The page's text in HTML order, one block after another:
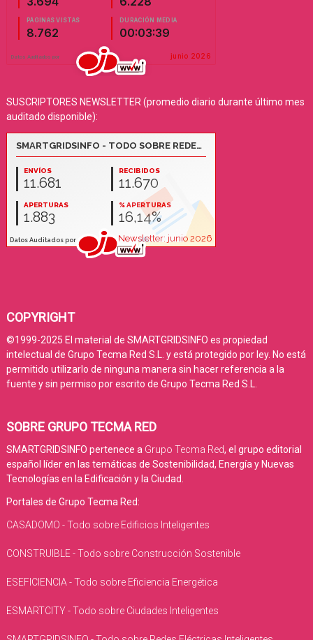
SUSCRIPTORES NEWSLETTER (promedio diario durante último mes
auditado disponible):
COPYRIGHT
©1999-2025 El material de SMARTGRIDSINFO es propiedad
intelectual de Grupo Tecma Red S.L. y está protegido por ley. No está
permitido utilizarlo de ninguna manera sin hacer referencia a la
fuente y sin permiso por escrito de Grupo Tecma Red S.L.
SOBRE GRUPO TECMA RED
SMARTGRIDSINFO pertenece a Grupo Tecma Red, el grupo editorial
español líder en las temáticas de Sostenibilidad, Energía y Nuevas
Tecnologías en la Edificación y la Ciudad.
Portales de Grupo Tecma Red:
CASADOMO - Todo sobre Edificios Inteligentes
CONSTRUIBLE - Todo sobre Construcción Sostenible
ESEFICIENCIA - Todo sobre Eficiencia Energética
ESMARTCITY - Todo sobre Ciudades Inteligentes